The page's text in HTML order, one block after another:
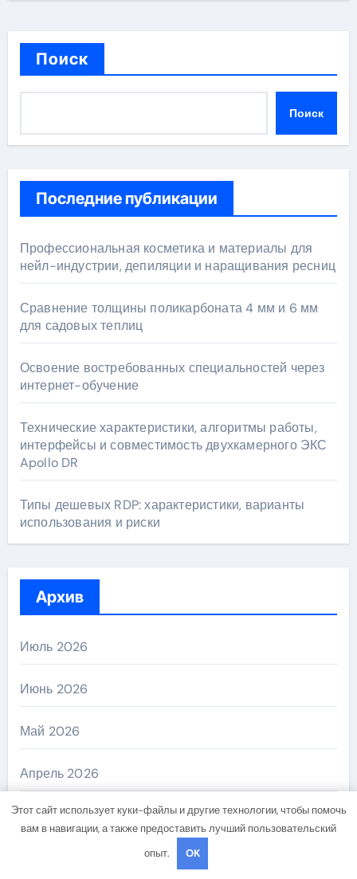
Поиск
Поиск
Последние публикации
Профессиональная косметика и материалы для
нейл-индустрии, депиляции и наращивания ресниц
Сравнение толщины поликарбоната 4 мм и 6 мм
для садовых теплиц
Освоение востребованных специальностей через
интернет-обучение
Технические характеристики, алгоритмы работы,
интерфейсы и совместимость двухкамерного ЭКС
Apollo DR
Типы дешевых RDP: характеристики, варианты
использования и риски
Архив
Июль 2026
Июнь 2026
Май 2026
Апрель 2026
Март 2026
Этот сайт использует куки-файлы и другие технологии, чтобы помочь
вам в навигации, а также предоставить лучший пользовательский
опыт.
OK